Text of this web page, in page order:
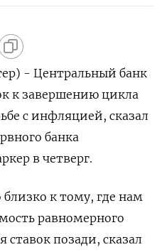
- Центральный банк
к завершению цикла
с инфляцией, сказал
банка
в четверг.
к тому, где нам
равномерного
ставок позади, сказал